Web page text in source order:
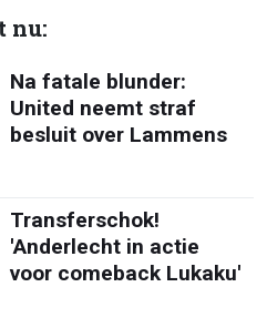
nu:
Na fatale blunder:
United neemt straf
besluit over Lammens
Transferschok!
'Anderlecht in actie
voor comeback Lukaku'